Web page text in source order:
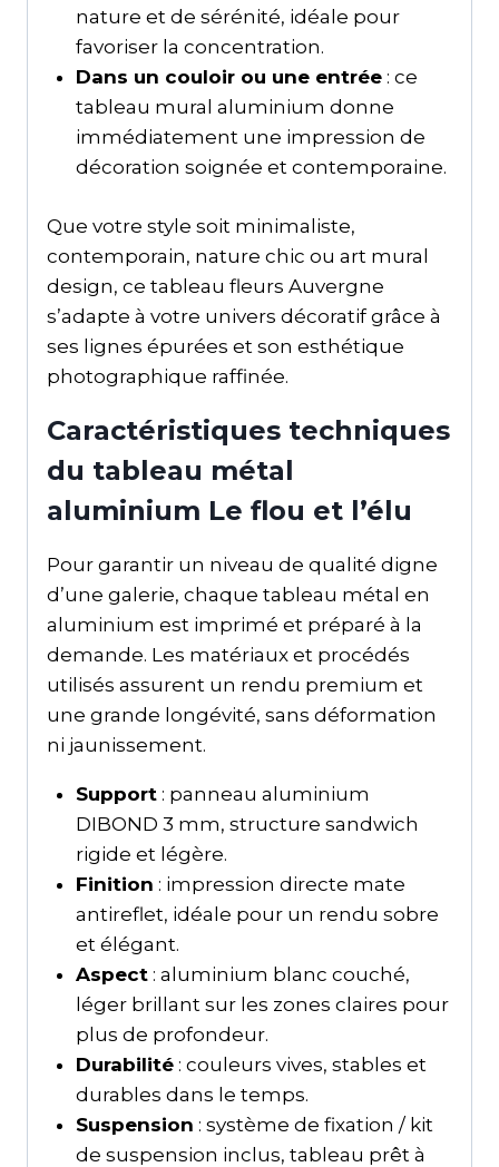
nature et de sérénité, idéale pour
favoriser la concentration.
Dans un couloir ou une entrée: ce
tableau mural aluminium donne
immédiatement une impression de
décoration soignée et contemporaine.
Que votre style soit minimaliste,
contemporain, nature chic ou art mural
design, ce tableau fleurs Auvergne
s’adapte à votre univers décoratif grâce à
ses lignes épurées et son esthétique
photographique raffinée.
Caractéristiques techniques
du tableau métal
aluminium Le flou et l’élu
Pour garantir un niveau de qualité digne
d’une galerie, chaque tableau métal en
aluminium est imprimé et préparé à la
demande. Les matériaux et procédés
utilisés assurent un rendu premium et
une grande longévité, sans déformation
ni jaunissement.
Support: panneau aluminium
DIBOND 3 mm, structure sandwich
rigide et légère.
Finition : impression directe mate
antireflet, idéale pour un rendu sobre
et élégant.
Aspect: aluminium blanc couché,
léger brillant sur les zones claires pour
plus de profondeur.
Durabilité: couleurs vives, stables et
durables dans le temps.
Suspension : système de fixation / kit
de suspension inclus, tableau prêt à